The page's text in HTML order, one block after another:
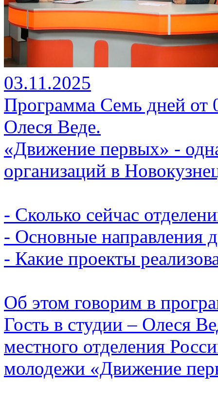
03.11.2025
Программа Семь дней от
Олеся Веде.
«Движение первых» -
организаций в
- Сколько сейчас
- Основные направления
- Какие проекты
Об этом говорим в
Гость в студии – Олеся
местного отделения
молодежи «Движение